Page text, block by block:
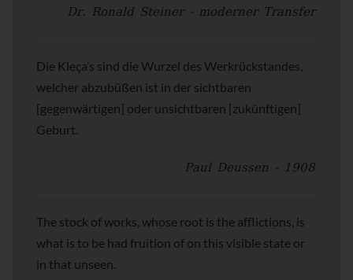
Dr. Ronald Steiner - moderner Transfer
Die Kleça’s sind die Wurzel des Werkrückstandes,
welcher abzubüßen ist in der sichtbaren
[gegenwärtigen] oder unsichtbaren [zukünftigen]
Geburt.
Paul Deussen - 1908
The stock of works, whose root is the afflictions, is
what is to be had fruition of on this visible state or
in that unseen.